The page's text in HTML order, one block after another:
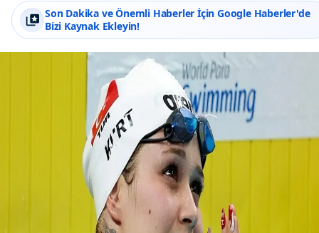
Son Dakika ve Önemli Haberler İçin Google Haberler'de
Bizi Kaynak Ekleyin!